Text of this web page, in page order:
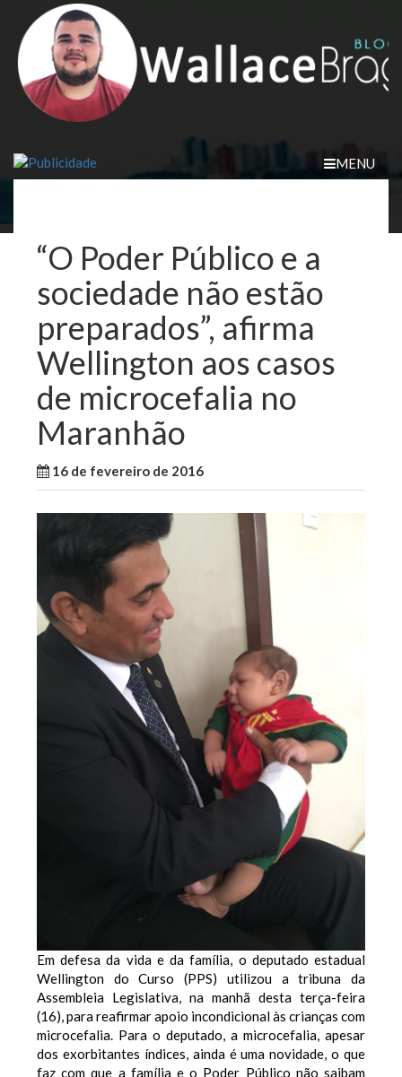
content
MENU
“O Poder Público e a
sociedade não estão
preparados”, afirma
Wellington aos casos
de microcefalia no
Maranhão
16 de fevereiro de 2016
Em defesa da vida e da família, o deputado estadual
Wellington do Curso (PPS) utilizou a tribuna da
Assembleia Legislativa, na manhã desta terça-feira
(16), para reafirmar apoio incondicional às crianças com
microcefalia. Para o deputado, a microcefalia, apesar
dos exorbitantes índices, ainda é uma novidade, o que
faz com que a família e o Poder Público não saibam